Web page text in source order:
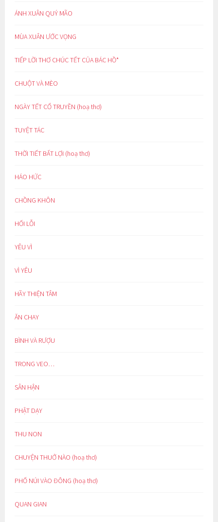
ÁNH XUÂN QUÝ MÃO
MÙA XUÂN ƯỚC VỌNG
TIẾP LỜI THƠ CHÚC TẾT CỦA BÁC HỒ*
CHUỘT VÀ MÈO
NGÀY TẾT CỔ TRUYỀN (hoạ thơ)
TUYỆT TÁC
THỜI TIẾT BẤT LỢI (hoạ thơ)
HÁO HỨC
CHỒNG KHÔN
HỐI LỖI
YÊU VÌ
VÌ YÊU
HÃY THIỆN TÂM
ĂN CHAY
BÌNH VÀ RƯỢU
TRONG VEO…
SÂN HẬN
PHẬT DẠY
THU NON
CHUYỆN THUỞ NÀO (hoạ thơ)
PHỐ NÚI VÀO ĐÔNG (hoạ thơ)
QUAN GIAN